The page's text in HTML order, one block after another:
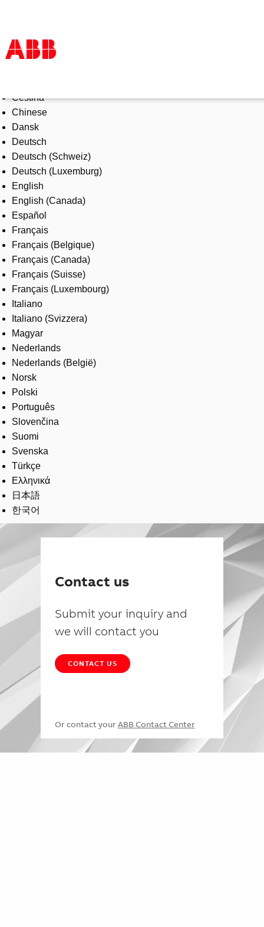
Products & Solutions
Industries
Services
About us
Where to buy
Contact us
Careers
Čeština
Chinese
Dansk
Deutsch
Deutsch (Schweiz)
Deutsch (Luxemburg)
English
English (Canada)
Español
Français
Français (Belgique)
Français (Canada)
Français (Suisse)
Français (Luxembourg)
Italiano
Italiano (Svizzera)
Magyar
Nederlands
Nederlands (België)
Norsk
Polski
Português
Slovenčina
Suomi
Svenska
Türkçe
Ελληνικά
日本語
한국어
Contact us
Submit your inquiry and
we will contact you
CONTACT US
Or contact your ABB Contact Center